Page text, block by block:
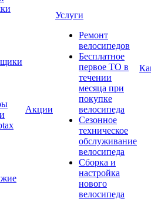
Акции
Услуги
Ремонт
велосипедов
Бесплатное
первое ТО в
течении
месяца при
покупке
велосипеда
Сезонное
техническое
обслуживание
велосипеда
Сборка и
настройка
нового
велосипеда